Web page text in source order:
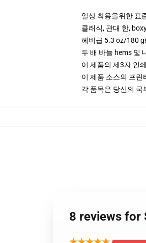
일상 착용을위한 표
클래식, 관대 한,
헤비급 5.3 oz/180
두 배 바늘 hems 및
이 제품의 제3자 인
이 제품 소스의 프린
각 품목은 당신의
8 reviews for